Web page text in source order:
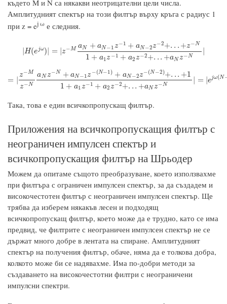
където M и N са някакви неотрицателни цели числа.
Амплитудният спектър на този филтър върху кръга с радиус 1
при z = ej ω е следния.
|H(e jω)| = |z−M aN + aN −1 z−1 + aN−2z−2+. . . +z− N
1 + a1z −1 + a2z−2+. . . +aN z−N
|
|H(ejω)|= z− MaN+aN−1z−1+aN−2z−2+...+z−N1+a1z−1+a2 z
= |
z−M
z−N
a N z− N + aN −1z −(N−1) + aN−2z−(N−2)+. . . +1
1 + a1 z−1 + a2 z−2+. . . +aN z−N
| = |ejω(N
=| −Mz−NaNz−N+aN−1z−(N−1)+aN−2z−(N−2)+...+11+a1z− 1+ a2z−2+
Така, това е един всичкопропускащ филтър.
Приложения на всичкопропускащия филтър с
неограничен импулсен спектър и
всичкопропускащия филтър на Шрьодер
Можем да опитаме същото преобразуване, което използвахме
при филтъра с ограничен импулсен спектър, за да създадем и
високочестотен филтър с неограничен импулсен спектър. Ще
трябва да изберем някакъв лесен и подходящ
всичкопропускащ филтър, което може да е трудно, като се има
предвид, че филтрите с неограничен импулсен спектър не се
държат много добре в лентата на спиране. Амплитудният
спектър на получения филтър, обаче, няма да е толкова добра,
колкото може би се надявахме. Има по-добри методи за
създаването на високочестотни филтри с неограничени
импулсни спектри.